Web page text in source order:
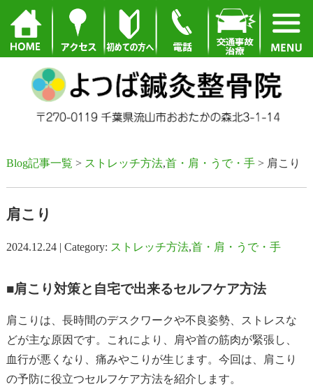
Blog記事一覧 > ストレッチ方法,首・肩・うで・手> 肩こり
肩こり
2024.12.24 | Category: ストレッチ方法,首・肩・うで・手
■肩こり対策と自宅で出来るセルフケア方法
肩こりは、長時間のデスクワークや不良姿勢、ストレスな
どが主な原因です。これにより、肩や首の筋肉が緊張し、
血行が悪くなり、痛みやこりが生じます。今回は、肩こり
の予防に役立つセルフケア方法を紹介します。